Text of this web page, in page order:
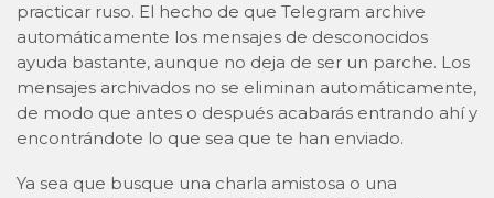
practicar ruso. El hecho de que Telegram archive
automáticamente los mensajes de desconocidos
ayuda bastante, aunque no deja de ser un parche. Los
mensajes archivados no se eliminan automáticamente,
de modo que antes o después acabarás entrando ahí y
encontrándote lo que sea que te han enviado.
Ya sea que busque una charla amistosa o una